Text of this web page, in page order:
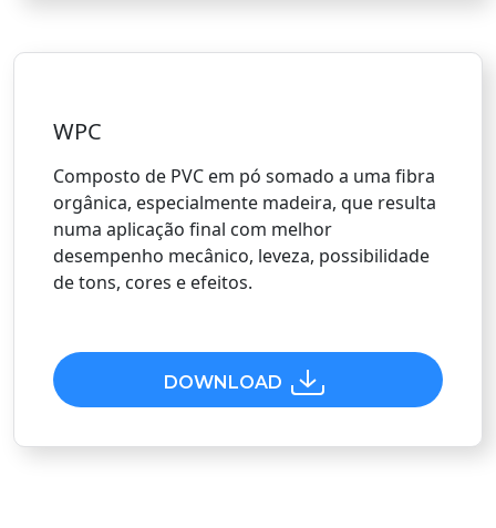
WPC
Composto de PVC em pó somado a uma fibra
orgânica, especialmente madeira, que resulta
numa aplicação final com melhor
desempenho mecânico, leveza, possibilidade
de tons, cores e efeitos.
DOWNLOAD